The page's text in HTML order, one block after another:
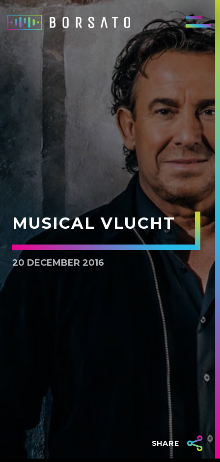
MUSICAL VLUCHT
20 DECEMBER 2016
SHARE